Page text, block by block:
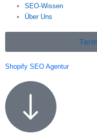
SEO-Wissen
Über Uns
Shopify SEO Agentur